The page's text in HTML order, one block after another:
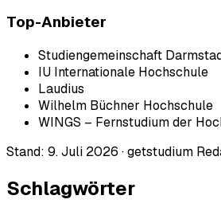
Top-Anbieter
Studiengemeinschaft
IU Internationale Hochschule
Laudius
Wilhelm Büchner Hochschule
WINGS – Fernstudium der
Stand: 9. Juli 2026 ·getstudium
Schlagwörter